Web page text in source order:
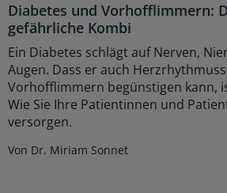
Diabetes und Vorhofflimmern:
gefährliche Kombi
Ein Diabetes schlägt auf Nerven,
Augen. Dass er auch
Vorhofflimmern begünstigen kann,
Wie Sie Ihre Patientinnen und
versorgen.
Von Dr. Miriam Sonnet